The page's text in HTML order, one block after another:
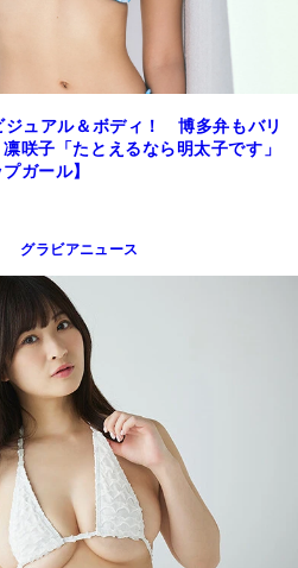
ジュアル＆ボディ！ 博多弁もバリ
咲子「たとえるなら明太子です」
ガール】
グラビアニュース